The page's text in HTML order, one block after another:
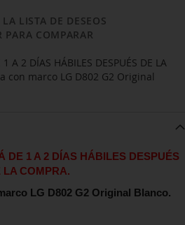
LISTA DE DESEOS
PARA COMPARAR
A 2 DÍAS HÁBILES DESPUÉS DE LA
con marco LG D802 G2 Original
DE 1 A 2 DÍAS HÁBILES DESPUÉS
LA COMPRA.
LG D802 G2 Original Blanco.